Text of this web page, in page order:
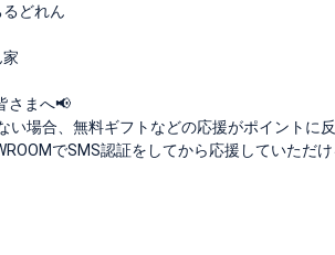
どれん
さまへ📢
い場合、無料ギフトなどの応援がポイントに
でSMS認証をしてから応援していただ